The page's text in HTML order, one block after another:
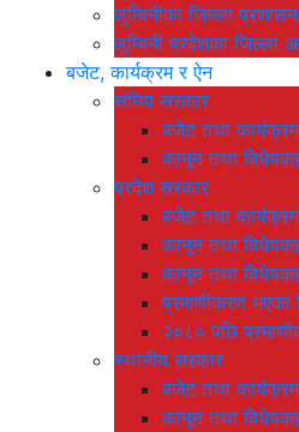
लुम्बिनीका जिल्ला
लुम्बिनी प्रदेशका जिल्ला
बजेट, कार्यक्रम र ऐन
संघिय सरकार
बजेट तथा कार्यक्रम
कानून तथा
प्रदेश सरकार
बजेट तथा कार्यक्रम
कानून तथा
कानून तथा
प्रमाणीकरण
२०८० पछि
स्थानीय सरकार
बजेट तथा कार्यक्रम
कानून तथा